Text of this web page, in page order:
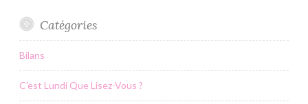
Catégories
Bilans
C'est Lundi Que Lisez-Vous ?